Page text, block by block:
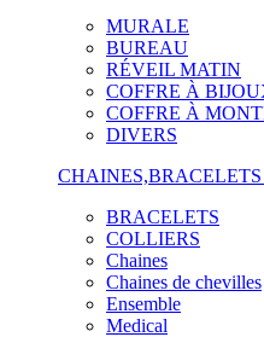
MURALE
BUREAU
RÉVEIL MATIN
COFFRE À
COFFRE À
DIVERS
BRACELETS
COLLIERS
Chaines
Chaines de chevilles
Ensemble
Medical